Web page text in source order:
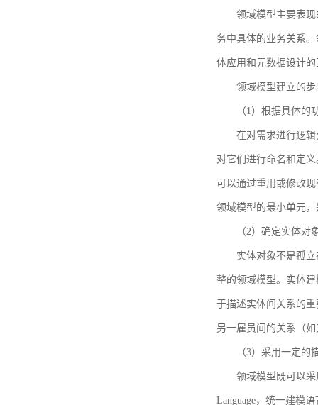
领域模型主要表
务中具体的业务关系
体应用和元数据设计
领域模型建立的
（1）根据具体
在对需求进行逻
对它们进行命名和定
可以通过重用或修改
领域模型的最小单元
（2）确定实体
实体对象不是孤
整的领域模型。实体
于描述实体间关系的
另一雇员间的关系（
（3）采用一定
领域模型既可以
Language，统一建模